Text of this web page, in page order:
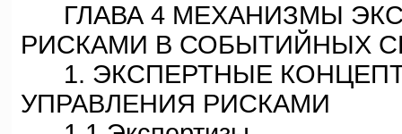
ГЛАВА 4 МЕХАНИЗМЫ
РИСКАМИ В СОБЫТИЙНЫХ
1. ЭКСПЕРТНЫЕ
УПРАВЛЕНИЯ РИСКАМИ